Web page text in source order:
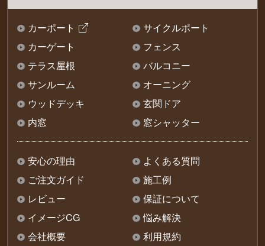
カーポート
サイクルポート
カーゲート
フェンス
テラス屋根
バルコニー
サンルーム
オーニング
ウッドデッキ
玄関ドア
内窓
窓シャッター
安心の理由
よくある質問
ご注文ガイド
施工例
レビュー
保証について
イメージCG
悩み解決
会社概要
利用規約